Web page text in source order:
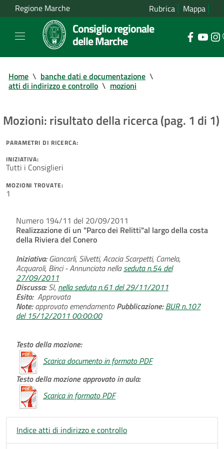
Regione Marche Rubrica Mappa
Consiglio regionale
delle Marche
Home \ banche dati e documentazione \
atti di indirizzo e controllo \ mozioni
Mozioni: risultato della ricerca (pag. 1 di 1)
PARAMETRI DI RICERCA:
INIZIATIVA:
Tutti i Consiglieri
MOZIONI TROVATE:
1
Numero 194/11 del 20/09/2011
Realizzazione di un "Parco dei Relitti"al largo della costa
della Riviera del Conero
Iniziativa:Giancarli, Silvetti, Acacia Scarpetti, Camela,
Acquaroli, Binci - Annunciata nellaseduta n.54 del
27/09/2011
Discussa:SI, nella seduta n.61 del 29/11/2011
Esito: Approvata
Note:approvato emendamentoPubblicazione: BUR n.107
del 15/12/2011 00:00:00
Testo della mozione:
Scarica documento in formato PDF
Testo della mozione approvato in aula:
Scarica in formato PDF
Indice atti di indirizzo e controllo